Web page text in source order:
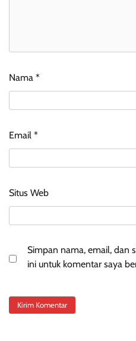
Nama *
Email *
Situs Web
Simpan nama, email, dan
ini untuk komentar saya